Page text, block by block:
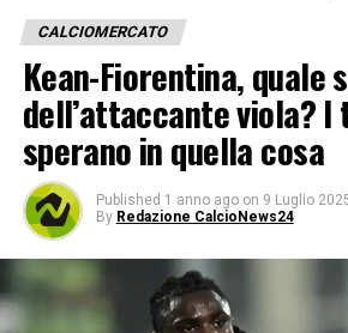
CALCIOMERCATO
Kean-Fiorentina, quale
dell’attaccante viola? I
sperano in quella cosa
Published 1 anno ago on 9 Luglio
By Redazione CalcioNews24